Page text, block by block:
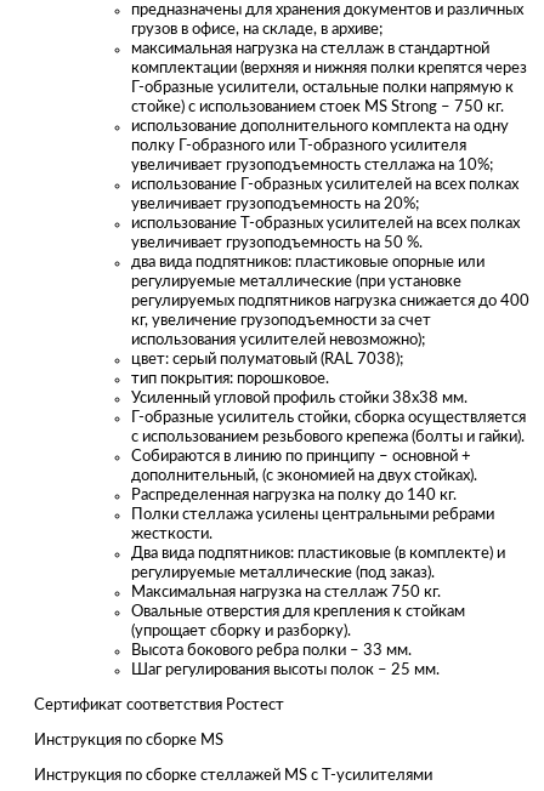
предназначены для хранения документов и различных
грузов в офисе, на складе, в архиве;
максимальная нагрузка на стеллаж в стандартной
комплектации (верхняя и нижняя полки крепятся через
Г-образные усилители, остальные полки напрямую к
стойке) с использованием стоек MS Strong – 750 кг.
использование дополнительного комплекта на одну
полку Г-образного или Т-образного усилителя
увеличивает грузоподъемность стеллажа на 10%;
использование Г-образных усилителей на всех полках
увеличивает грузоподъемность на 20%;
использование Т-образных усилителей на всех полках
увеличивает грузоподъемность на 50 %.
два вида подпятников: пластиковые опорные или
регулируемые металлические (при установке
регулируемых подпятников нагрузка снижается до 400
кг, увеличение грузоподъемности за счет
использования усилителей невозможно);
цвет: серый полуматовый (RAL 7038);
тип покрытия: порошковое.
Усиленный угловой профиль стойки 38х38 мм.
Г-образные усилитель стойки, сборка осуществляется
с использованием резьбового крепежа (болты и гайки).
Собираются в линию по принципу – основной +
дополнительный, (с экономией на двух стойках).
Распределенная нагрузка на полку до 140 кг.
Полки стеллажа усилены центральными ребрами
жесткости.
Два вида подпятников: пластиковые (в комплекте) и
регулируемые металлические (под заказ).
Максимальная нагрузка на стеллаж 750 кг.
Овальные отверстия для крепления к стойкам
(упрощает сборку и разборку).
Высота бокового ребра полки – 33 мм.
Шаг регулирования высоты полок – 25 мм.
Сертификат соответствия Ростест
Инструкция по сборке MS
Инструкция по сборке стеллажей MS с Т-усилителями